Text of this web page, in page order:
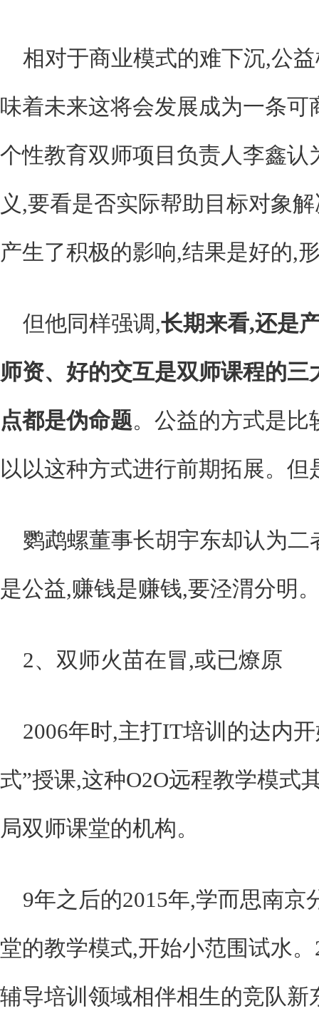
相对于商业模式的难下沉,公
味着未来这将会发展成为一条可
个性教育双师项目负责人李鑫认
义,要看是否实际帮助目标对象
产生了积极的影响,结果是好的,
但他同样强调,长期来看,还是
师资、好的交互是双师课程的
点都是伪命题。公益的方式是比
以以这种方式进行前期拓展。
鹦鹉螺董事长胡宇东却认为二
是公益,赚钱是赚钱,要泾渭分明
2、双师火苗在冒,或已燎原
2006年时,主打IT培训的达内
式”授课,这种O2O远程教学模式
局双师课堂的机构。
9年之后的2015年,学而思南
堂的教学模式,开始小范围试水
辅导培训领域相伴相生的竞队新